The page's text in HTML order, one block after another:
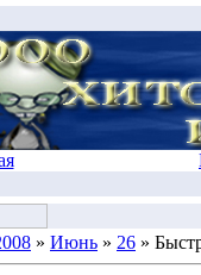
» Июнь » 26 »